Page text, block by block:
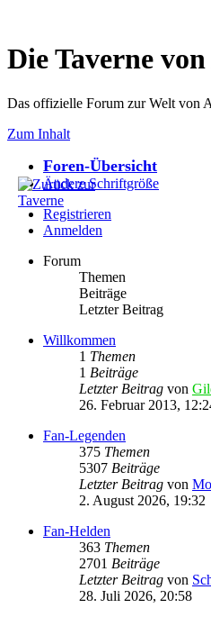
Die Taverne
Das offizielle Forum zur Welt von
Zum Inhalt
Foren-Übersicht
Ändere Schriftgröße
Registrieren
Anmelden
Forum
Themen
Beiträge
Letzter Beitrag
Willkommen
1 Themen
1 Beiträge
Letzter Beitrag von
26. Februar 2013,
Fan-Legenden
375 Themen
5307 Beiträge
Letzter Beitrag von
2. August 2026, 19:32
Fan-Helden
363 Themen
2701 Beiträge
Letzter Beitrag von
28. Juli 2026, 20:58